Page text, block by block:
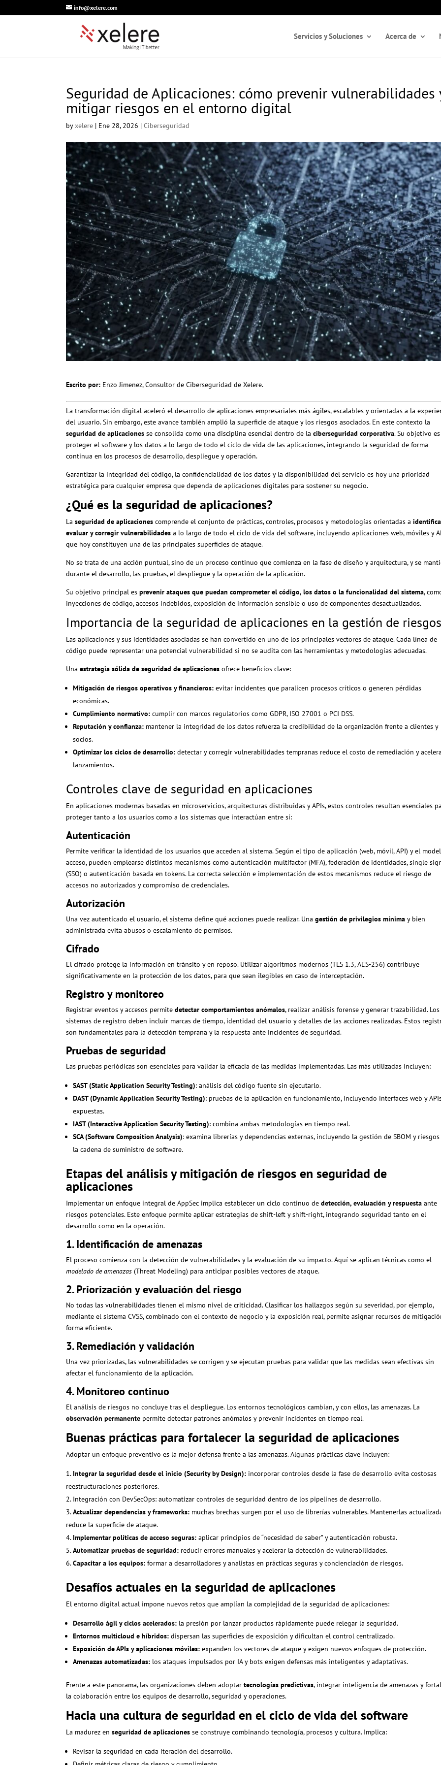
info@xelere.com
Servicios y Soluciones Acerca de
Seguridad de Aplicaciones: cómo prevenir vulnerabilidades
mitigar riesgos en el entorno digital
byxelere | Ene 28, 2026 |Ciberseguridad
Escrito por: Enzo Jimenez, Consultor de Ciberseguridad de Xelere.
La transformación digital aceleró el desarrollo de aplicaciones empresariales más ágiles, escalables y orientadas a la
del usuario. Sin embargo, este avance también amplió la superficie de ataque y los riesgos asociados. En este contexto la
seguridad de aplicaciones se consolida como una disciplina esencial dentro de laciberseguridad corporativa. Su objetivo es
proteger el software y los datos a lo largo de todo el ciclo de vida de las aplicaciones, integrando la seguridad de forma
continua en los procesos de desarrollo, despliegue y operación.
Garantizar la integridad del código, la confidencialidad de los datos y la disponibilidad del servicio es hoy una prioridad
estratégica para cualquier empresa que dependa de aplicaciones digitales para sostener su negocio.
¿Qué es la seguridad de aplicaciones?
Laseguridad de aplicaciones comprende el conjunto de prácticas, controles, procesos y metodologías orientadas a
evaluar y corregir vulnerabilidades a lo largo de todo el ciclo de vida del software, incluyendo aplicaciones web, móviles y
que hoy constituyen una de las principales superficies de ataque.
No se trata de una acción puntual, sino de un proceso continuo que comienza en la fase de diseño y arquitectura, y se
durante el desarrollo, las pruebas, el despliegue y la operación de la aplicación.
Su objetivo principal esprevenir ataques que puedan comprometer el código, los datos o la funcionalidad del sistema,
inyecciones de código, accesos indebidos, exposición de información sensible o uso de componentes desactualizados.
Importancia de la seguridad de aplicaciones en la gestión de
Las aplicaciones y sus identidades asociadas se han convertido en uno de los principales vectores de ataque. Cada línea de
código puede representar una potencial vulnerabilidad si no se audita con las herramientas y metodologías adecuadas.
Unaestrategia sólida de seguridad de aplicaciones ofrece beneficios clave:
Mitigación de riesgos operativos y financieros: evitar incidentes que paralicen procesos críticos o generen pérdidas
económicas.
Cumplimiento normativo: cumplir con marcos regulatorios como GDPR, ISO 27001 o PCI DSS.
Reputación y confianza: mantener la integridad de los datos refuerza la credibilidad de la organización frente a clientes y
socios.
Optimizar los ciclos de desarrollo: detectar y corregir vulnerabilidades tempranas reduce el costo de remediación y
lanzamientos.
Controles clave de seguridad en aplicaciones
En aplicaciones modernas basadas en microservicios, arquitecturas distribuidas y APIs, estos controles resultan esenciales
proteger tanto a los usuarios como a los sistemas que interactúan entre sí:
Autenticación
Permite verificar la identidad de los usuarios que acceden al sistema. Según el tipo de aplicación (web, móvil, API) y el
acceso, pueden emplearse distintos mecanismos como autenticación multifactor (MFA), federación de identidades, single
(SSO) o autenticación basada en tokens. La correcta selección e implementación de estos mecanismos reduce el riesgo de
accesos no autorizados y compromiso de credenciales.
Autorización
Una vez autenticado el usuario, el sistema define qué acciones puede realizar. Unagestión de privilegios mínima y bien
administrada evita abusos o escalamiento de permisos.
Cifrado
El cifrado protege la información en tránsito y en reposo. Utilizar algoritmos modernos (TLS 1.3, AES-256) contribuye
significativamente en la protección de los datos, para que sean ilegibles en caso de interceptación.
Registro y monitoreo
Registrar eventos y accesos permitedetectar comportamientos anómalos, realizar análisis forense y generar trazabilidad. Los
sistemas de registro deben incluir marcas de tiempo, identidad del usuario y detalles de las acciones realizadas. Estos
son fundamentales para la detección temprana y la respuesta ante incidentes de seguridad.
Pruebas de seguridad
Las pruebas periódicas son esenciales para validar la eficacia de las medidas implementadas. Las más utilizadas incluyen:
SAST (Static Application Security Testing): análisis del código fuente sin ejecutarlo.
DAST (Dynamic Application Security Testing): pruebas de la aplicación en funcionamiento, incluyendo interfaces web y
expuestas.
IAST (Interactive Application Security Testing): combina ambas metodologías en tiempo real.
SCA (Software Composition Analysis): examina librerías y dependencias externas, incluyendo la gestión de SBOM y
la cadena de suministro de software.
Etapas del análisis y mitigación de riesgos en seguridad de
aplicaciones
Implementar un enfoque integral de AppSec implica establecer un ciclo continuo dedetección, evaluación y respuesta ante
riesgos potenciales. Este enfoque permite aplicar estrategias de shift-left y shift-right, integrando seguridad tanto en el
desarrollo como en la operación.
1. Identificación de amenazas
El proceso comienza con la detección de vulnerabilidades y la evaluación de su impacto. Aquí se aplican técnicas como el
modelado de amenazas (Threat Modeling) para anticipar posibles vectores de ataque.
2. Priorización y evaluación del riesgo
No todas las vulnerabilidades tienen el mismo nivel de criticidad. Clasificar los hallazgos según su severidad, por ejemplo,
mediante el sistema CVSS, combinado con el contexto de negocio y la exposición real, permite asignar recursos de
forma eficiente.
3. Remediación y validación
Una vez priorizadas, las vulnerabilidades se corrigen y se ejecutan pruebas para validar que las medidas sean efectivas sin
afectar el funcionamiento de la aplicación.
4. Monitoreo continuo
El análisis de riesgos no concluye tras el despliegue. Los entornos tecnológicos cambian, y con ellos, las amenazas. La
observación permanente permite detectar patrones anómalos y prevenir incidentes en tiempo real.
Buenas prácticas para fortalecer la seguridad de aplicaciones
Adoptar un enfoque preventivo es la mejor defensa frente a las amenazas. Algunas prácticas clave incluyen:
Integrar la seguridad desde el inicio (Security by Design): incorporar controles desde la fase de desarrollo evita costosas
reestructuraciones posteriores.
Integración con DevSecOps: automatizar controles de seguridad dentro de los pipelines de desarrollo.
Actualizar dependencias y frameworks: muchas brechas surgen por el uso de librerías vulnerables. Mantenerlas
reduce la superficie de ataque.
Implementar políticas de acceso seguras: aplicar principios de “necesidad de saber” y autenticación robusta.
Automatizar pruebas de seguridad: reducir errores manuales y acelerar la detección de vulnerabilidades.
Capacitar a los equipos: formar a desarrolladores y analistas en prácticas seguras y concienciación de riesgos.
Desafíos actuales en la seguridad de aplicaciones
El entorno digital actual impone nuevos retos que amplían la complejidad de la seguridad de aplicaciones:
Desarrollo ágil y ciclos acelerados: la presión por lanzar productos rápidamente puede relegar la seguridad.
Entornos multicloud e híbridos: dispersan las superficies de exposición y dificultan el control centralizado.
Exposición de APIs y aplicaciones móviles: expanden los vectores de ataque y exigen nuevos enfoques de protección.
Amenazas automatizadas: los ataques impulsados por IA y bots exigen defensas más inteligentes y adaptativas.
Frente a este panorama, las organizaciones deben adoptartecnologías predictivas, integrar inteligencia de amenazas y
la colaboración entre los equipos de desarrollo, seguridad y operaciones.
Hacia una cultura de seguridad en el ciclo de vida del software
La madurez enseguridad de aplicacionesse construye combinando tecnología, procesos y cultura. Implica:
Revisar la seguridad en cada iteración del desarrollo.